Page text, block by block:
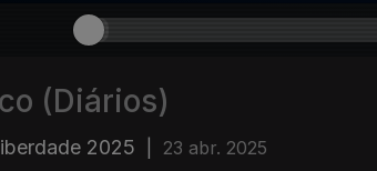
(Diários)
2025 23 abr. 2025